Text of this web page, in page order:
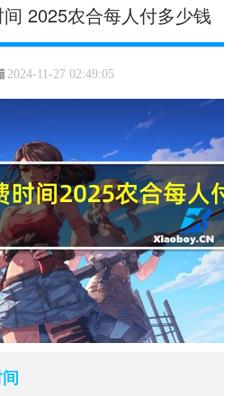
2025农合每人付多少钱
2024-11-27 02:49:05